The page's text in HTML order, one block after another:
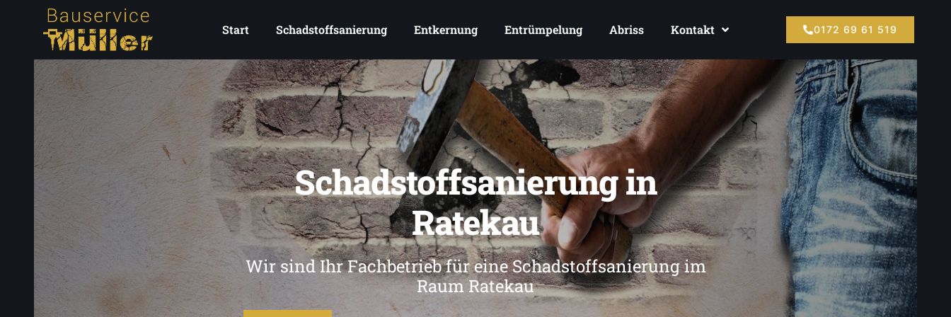
Start Schadstoffsanierung Entkernung Entrümpelung Abriss Kontakt 0172 69 61 519
Schadstoffsanierung in
Ratekau
Wir sind Ihr Fachbetrieb für eine Schadstoffsanierung im
Raum Ratekau